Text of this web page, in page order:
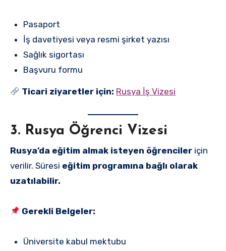
Pasaport
İş davetiyesi veya resmi şirket yazısı
Sağlık sigortası
Başvuru formu
Ticari ziyaretler için: Rusya İş Vizesi
3. Rusya Öğrenci Vizesi
Rusya’da eğitim almak isteyen öğrenciler için
verilir. Süresi eğitim programına bağlı olarak
uzatılabilir.
Gerekli Belgeler:
Üniversite kabul mektubu